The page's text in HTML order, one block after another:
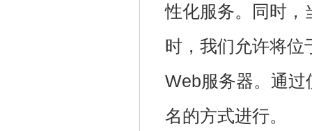
性化服务。同时，
时，我们允许将位
Web服务器。通
名的方式进行。